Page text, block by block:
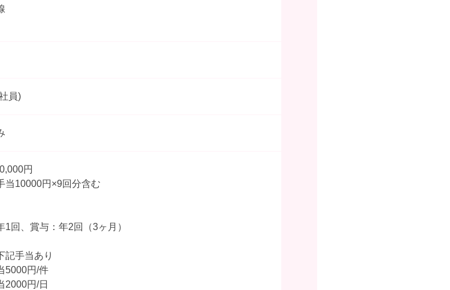
員)
390,000円
当10000円×9回分含む
1回、賞与：年2回（3ヶ月）
記手当あり
5000円/件
2000円/日